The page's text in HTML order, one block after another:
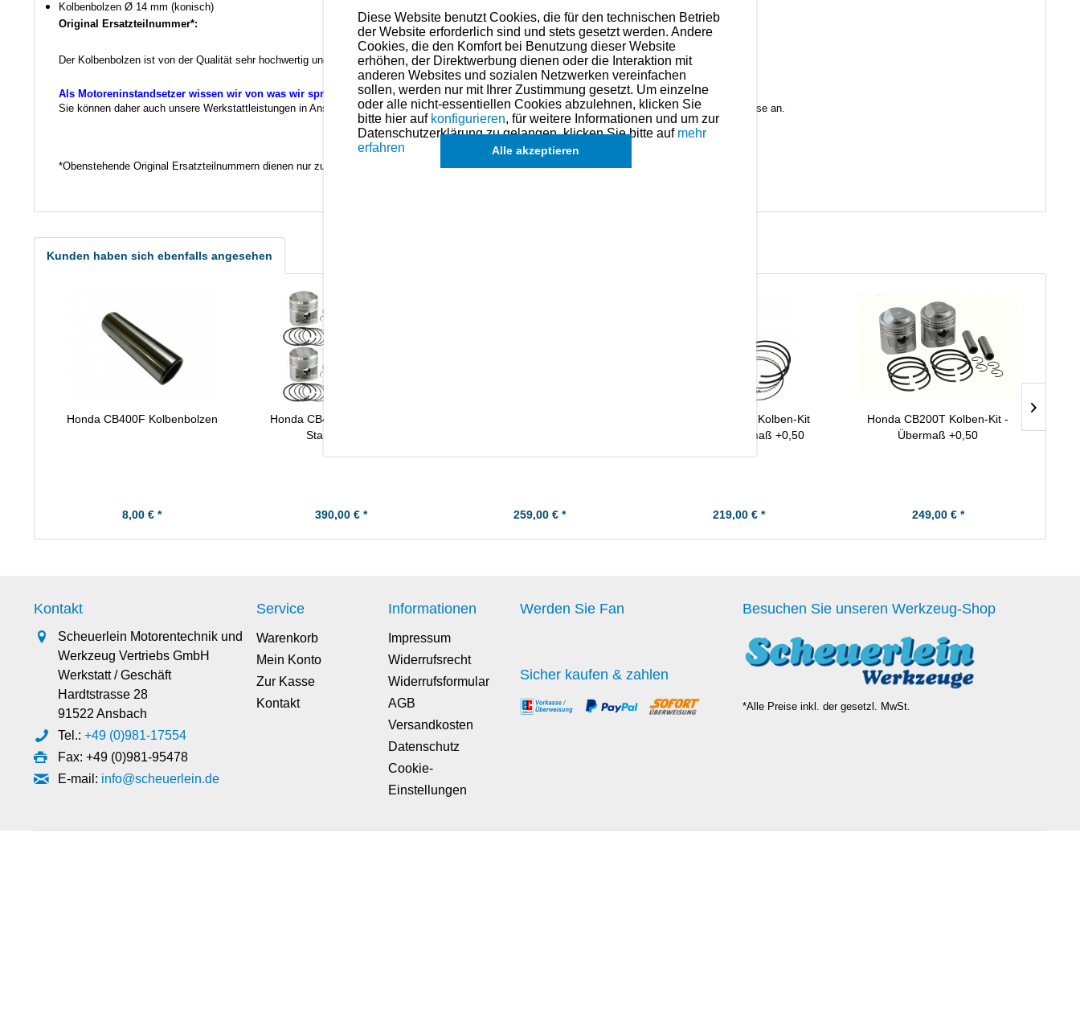
Kolbenbolzen Ø 14 mm (konisch)
Original Ersatzteilnummer*:
Der Kolbenbolzen ist von der Qualität sehr hochwertig und kann bedenkenlos verbaut werden.
Als Motoreninstandsetzer wissen wir von was wir sprechen.
Sie können daher auch unsere Werkstattleistungen in Anspruch nehmen. Preise hierzu finden Sie in der Kategorien-Übersicht links oder fragen Sie diese an.
Kolbenringe, Kolben und andere Teile für dieses Modell sind (falls vorhanden)
in der übergeordneten Kategorie zu finden.
*Obenstehende Original Ersatzteilnummern dienen nur zu Vergleichszwecken.
Kunden haben sich ebenfalls angesehen
Honda CB400F Kolbenbolzen
8,00 € *
Honda CB400F Kolben-Kit -
Standardmaß
390,00 € * 259,00 € *
Honda CB250RS Kolben-Kit
(MOS2) - Übermaß +0,50
219,00 € *
Honda CB200T Kolben-Kit -
Übermaß +0,50
249,00 € *
Kontakt
Scheuerlein Motorentechnik und
Werkzeug Vertriebs GmbH
Werkstatt / Geschäft
Hardtstrasse 28
91522 Ansbach
Tel.: +49 (0)981-17554
Fax: +49 (0)981-95478
E-mail: info@scheuerlein.de
Service
Warenkorb
Mein Konto
Zur Kasse
Kontakt
Informationen
Impressum
Widerrufsrecht
Widerrufsformular
AGB
Versandkosten
Datenschutz
Cookie-
Einstellungen
Werden Sie Fan
Sicher kaufen & zahlen
Besuchen Sie unseren Werkzeug-Shop
*Alle Preise inkl. der gesetzl. MwSt.
Diese Website benutzt Cookies, die für den technischen Betrieb
der Website erforderlich sind und stets gesetzt werden. Andere
Cookies, die den Komfort bei Benutzung dieser Website
erhöhen, der Direktwerbung dienen oder die Interaktion mit
anderen Websites und sozialen Netzwerken vereinfachen
sollen, werden nur mit Ihrer Zustimmung gesetzt. Um einzelne
oder alle nicht-essentiellen Cookies abzulehnen, klicken Sie
bitte hier auf konfigurieren, für weitere Informationen und um zur
Datenschutzerklärung zu gelangen, klicken Sie bitte auf mehr
erfahren
Alle akzeptieren